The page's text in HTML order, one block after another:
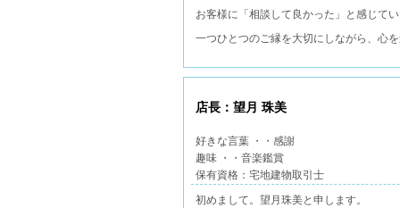
お客様に「相談して良かった」と感じて
一つひとつのご縁を大切にしながら、心
店長：望月 珠美
好きな言葉 ・・感謝
趣味 ・・音楽鑑賞
保有資格：宅地建物取引士
初めまして。望月珠美と申します。